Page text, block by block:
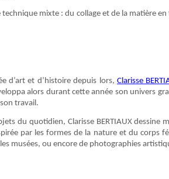
technique mixte : du collage et de la matière
d’art et d’histoire depuis lors, Clarisse
alors durant cette année son univers
travail.
du quotidien, Clarisse BERTIAUX
par les formes de la nature et du corps
musées, ou encore de photographies